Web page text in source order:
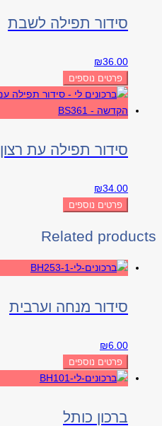
סידור תפילה לשבת
₪36.00
פרטים נוספים
סידור תפילה עת רצון
₪34.00
פרטים נוספים
Related products
סידור מנחה וערבית
₪6.00
פרטים נוספים
ברכון כותל